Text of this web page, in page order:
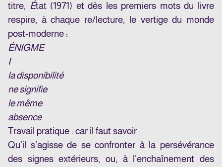
titre, État (1971) et dès les premiers mots du livre
respire, à chaque re/lecture, le vertige du monde
post-moderne :
ÉNIGME
I
la disponibilité
ne signifie
le même
absence
Travail pratique : car il faut savoir
Qu’il s’agisse de se confronter à la persévérance
des signes extérieurs, ou, à l’enchaînement des